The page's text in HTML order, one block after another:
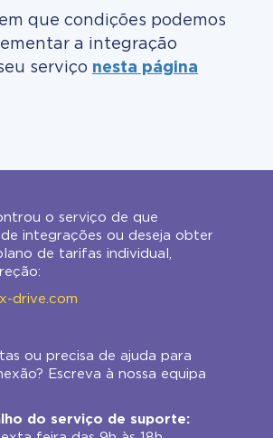
que condições podemos
a integração
serviço nesta página
o serviço de que
integrações ou deseja obter
de tarifas individual,
drive.com
ou precisa de ajuda para
Escreva à nossa equipa
do serviço de suporte: